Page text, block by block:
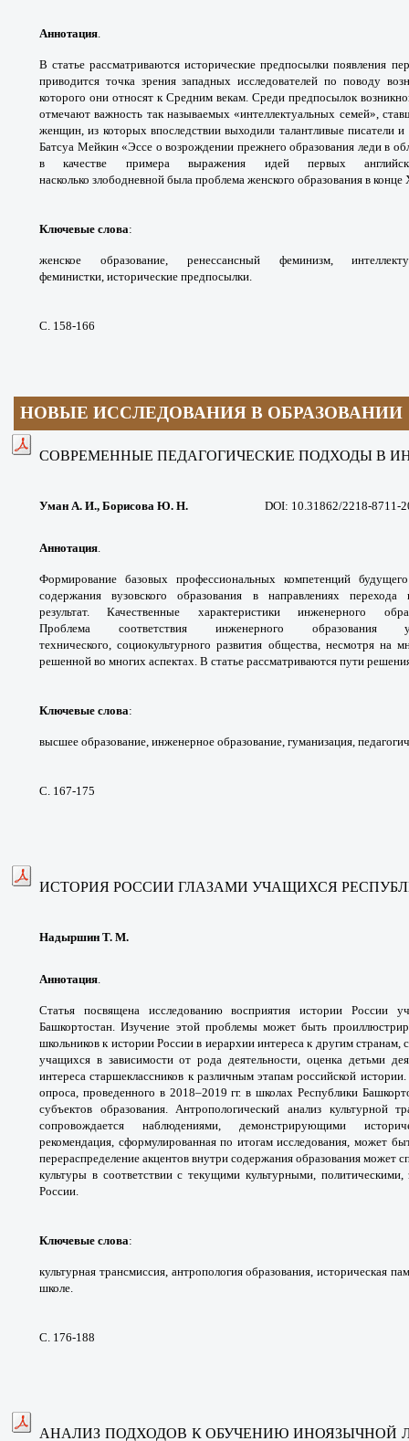
Аннотация.
В статье рассматриваютсяисторические предпосылки появления
приводится точка зрения западных исследователей по поводу
которого они относят к Средним векам. Среди предпосылок
отмечают важность так называемых «интеллектуальных семей»,
женщин,из которых впоследствии выходили талантливыеписатели
Батсуа Мейкин «Эссе о возрождении прежнего образования леди в
в качестве примера выражения идей первых
насколько злободневной была проблема женского образования в конце
Ключевые слова:
женское образование, ренессансный феминизм,
феминистки, исторические предпосылки.
С. 158-166
НОВЫЕ ИССЛЕДОВАНИЯ В ОБРАЗОВАНИИ
СОВРЕМЕННЫЕ ПЕДАГОГИЧЕСКИЕ ПОДХОДЫ В
Уман А. И., Борисова Ю. Н. DOI: 10.31862/2218-8711-
Аннотация.
Формирование базовых профессиональных компетенций
содержаниявузовского образования в направлениях перехода
результат.Качественные характеристики инженерного
Проблема соответствия инженерного образования
технического,социокультурного развития общества, несмотряна
решенной во многих аспектах. В статье рассматриваются пути
Ключевые слова:
высшее образование, инженерное образование, гуманизация,
С. 167-175
ИСТОРИЯ РОССИИ ГЛАЗАМИ УЧАЩИХСЯ
Надыршин Т. М.
Аннотация.
Статья посвящена исследованиювосприятия истории России
Башкортостан. Изучение этой проблемы может быть
школьников к истории России в иерархии интереса к другимстранам,
учащихся в зависимости от родадеятельности, оценка детьми
интересастаршеклассников к различным этапамроссийской
опроса, проведенного в 2018–2019 гг. в школах Республики
субъектов образования. Антропологический анализ культурной
сопровождается наблюдениями, демонстрирующими
рекомендация, сформулированная по итогам исследования, может
перераспределение акцентов внутри содержания образования может
культуры в соответствии с текущими культурными,
России.
Ключевые слова:
культурная трансмиссия, антропология образования, историческая
школе.
С. 176-188
АНАЛИЗ ПОДХОДОВ К ОБУЧЕНИЮ ИНОЯЗЫЧНОЙ